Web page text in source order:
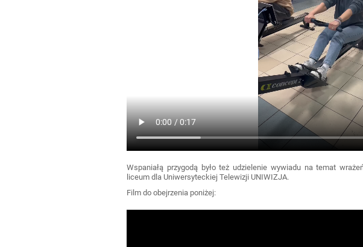
Wspaniałą przygodą było też udzielenie wywiadu na temat
liceum dla Uniwersyteckiej Telewizji UNIWIZJA.
Film do obejrzenia poniżej: